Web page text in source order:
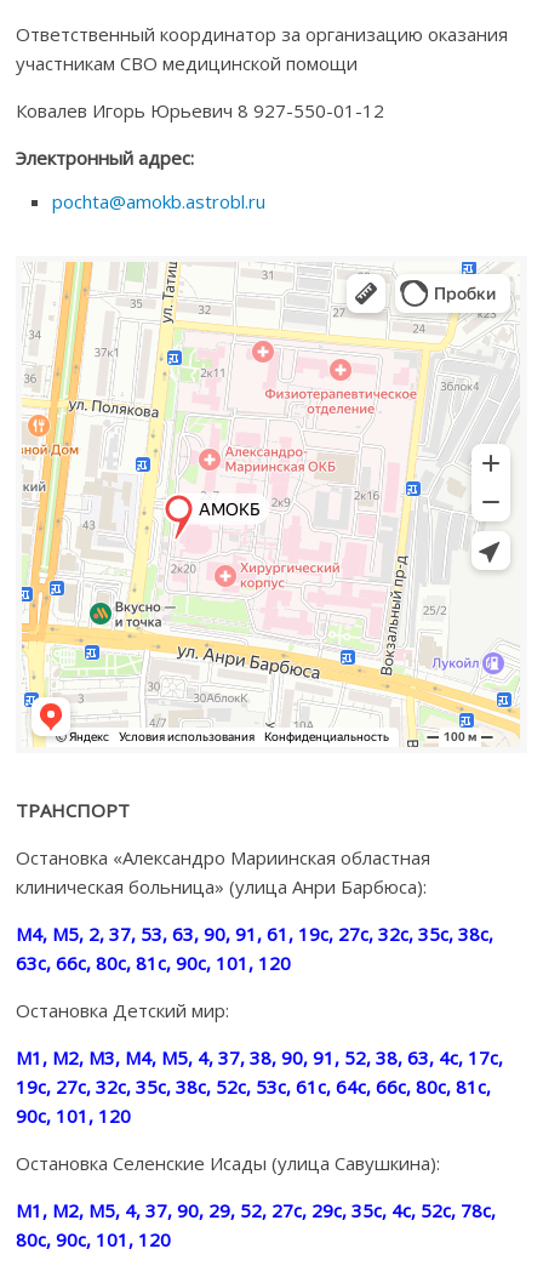
Ответственный координатор за организацию оказания
участникам СВО медицинской помощи
Ковалев Игорь Юрьевич 8 927-550-01-12
Электронный адрес:
pochta@amokb.astrobl.ru
ТРАНСПОРТ
Остановка «Александро Мариинская областная
клиническая больница» (улица Анри Барбюса):
М4, М5, 2, 37, 53, 63, 90, 91, 61, 19с, 27с, 32с, 35с, 38с,
63с, 66с, 80с, 81с, 90с, 101, 120
Остановка Детский мир:
М1, М2, М3, М4, М5, 4, 37, 38, 90, 91, 52, 38, 63, 4с, 17с,
19с, 27с, 32с, 35с, 38с, 52с, 53с, 61с, 64с, 66с, 80с, 81с,
90с, 101, 120
Остановка Селенские Исады (улица Савушкина):
М1, М2, М5, 4, 37, 90, 29, 52, 27с, 29с, 35с, 4с, 52с, 78с,
80с, 90с, 101, 120